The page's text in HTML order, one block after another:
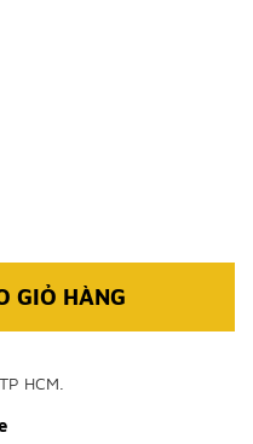
GIỎ HÀNG
HCM.